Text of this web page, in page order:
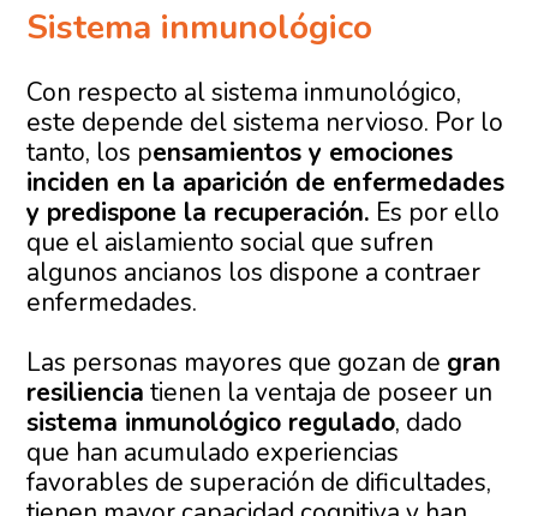
Sistema inmunológico
Con respecto al sistema inmunológico,
este depende del sistema nervioso. Por lo
tanto, los pensamientos y emociones
inciden en la aparición de enfermedades
y predispone la recuperación. Es por ello
que el aislamiento social que sufren
algunos ancianos los dispone a contraer
enfermedades.
Las personas mayores que gozan de gran
resiliencia tienen la ventaja de poseer un
sistema inmunológico regulado, dado
que han acumulado experiencias
favorables de superación de dificultades,